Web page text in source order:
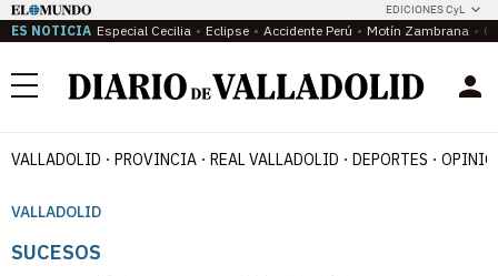
EDICIONES CyL
ES NOTICIA Especial Cecilia Eclipse Accidente Perú Motín Zambrana
Menú
VALLADOLID PROVINCIA REAL VALLADOLID DEPORTES
VALLADOLID
SUCESOS